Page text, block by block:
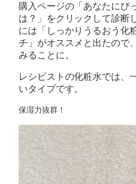
購入ページの「あなたにぴ
は？」をクリックして診断
には「しっかりうるおう化
チ」がオススメと出たので
みることに。
レシピストの化粧水では、
いタイプです。
保湿力抜群！